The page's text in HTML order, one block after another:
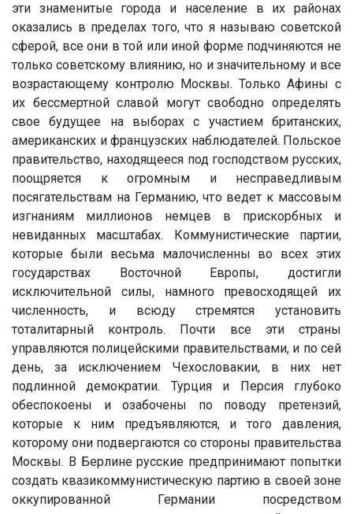
эти знаменитые города и население в их районах
оказались в пределах того, что я называю советской
сферой, все они в той или иной форме подчиняются не
только советскому влиянию, но и значительному и все
возрастающему контролю Москвы. Только Афины с
их бессмертной славой могут свободно определять
свое будущее на выборах с участием британских,
американских и французских наблюдателей. Польское
правительство, находящееся под господством русских,
поощряется к огромным и несправедливым
посягательствам на Германию, что ведет к массовым
изгнаниям миллионов немцев в прискорбных и
невиданных масштабах. Коммунистические партии,
которые были весьма малочисленны во всех этих
государствах Восточной Европы, достигли
исключительной силы, намного превосходящей их
численность, и всюду стремятся установить
тоталитарный контроль. Почти все эти страны
управляются полицейскими правительствами, и по сей
день, за исключением Чехословакии, в них нет
подлинной демократии. Турция и Персия глубоко
обеспокоены и озабочены по поводу претензий,
которые к ним предъявляются, и того давления,
которому они подвергаются со стороны правительства
Москвы. В Берлине русские предпринимают попытки
создать квазикоммунистическую партию в своей зоне
оккупированной Германии посредством